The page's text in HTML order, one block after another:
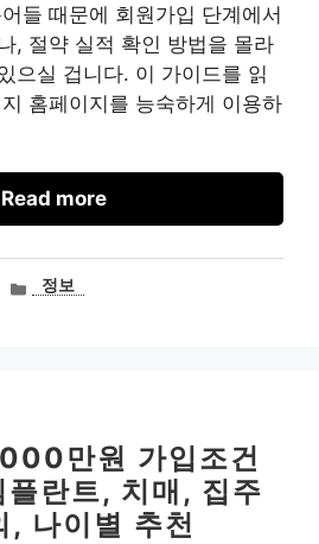
들 때문에 회원가입 단계에서
, 절약 실적 확인 방법을 몰라
으실 겁니다. 이 가이드를 읽
홈페이지를 능숙하게 이용하
Read more
카정보
만원 가입조건
란트, 치매, 집주
, 나이별 추천